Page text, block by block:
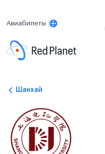
Авиабилеты
Шанхай